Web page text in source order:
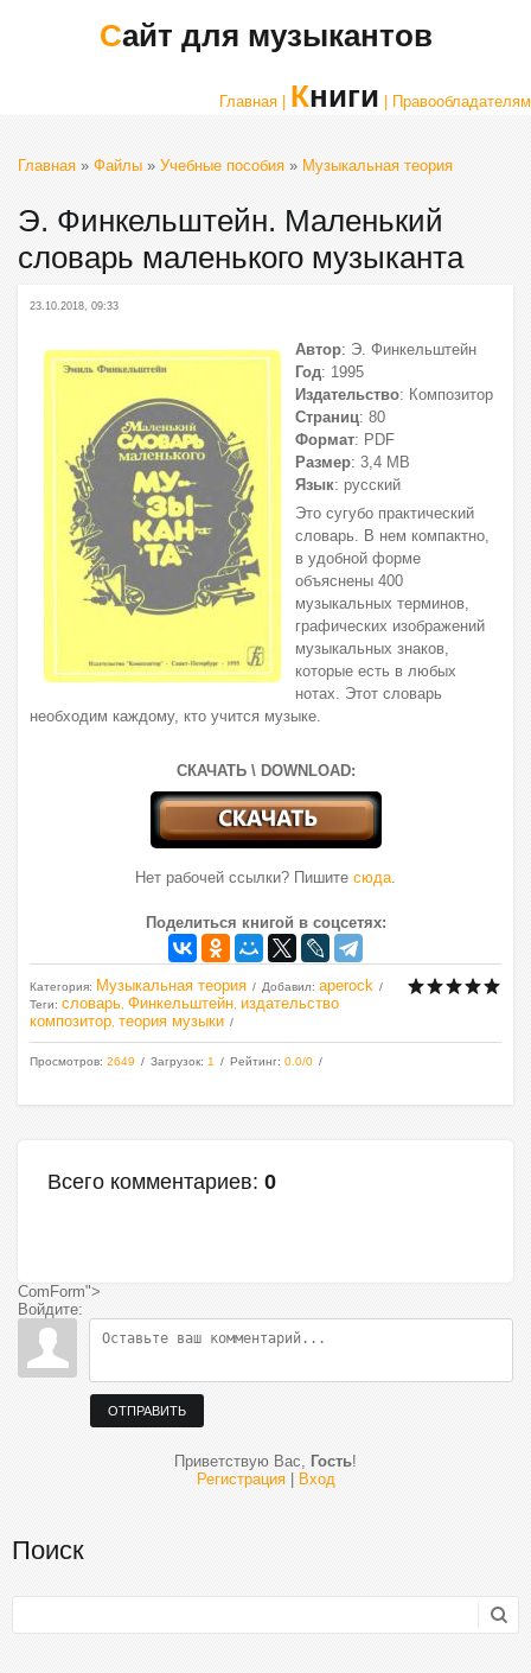
Сайт для музыкантов
Главная | Книги | Правообладателям
Главная » Файлы » Учебные пособия » Музыкальная теория
Э. Финкельштейн. Маленький
словарь маленького музыканта
23.10.2018, 09:33
Автор: Э. Финкельштейн
Год: 1995
Издательство: Композитор
Страниц: 80
Формат: PDF
Размер: 3,4 МВ
Язык: русский
Это сугубо практический
словарь. В нем компактно,
в удобной форме
объяснены 400
музыкальных терминов,
графических изображений
музыкальных знаков,
которые есть в любых
нотах. Этот словарь
необходим каждому, кто учится музыке.
СКАЧАТЬ \ DOWNLOAD:
Нет рабочей ссылки? Пишите сюда.
Поделиться книгой в соцсетях:
Категория: Музыкальная теория Добавил: aperock
Теги: словарь Финкельштейн издательство
композитор теория музыки
Просмотров: 2649 Загрузок: 1 Рейтинг: 0.0/0
Всего комментариев: 0
ComForm">
Войдите:
ОТПРАВИТЬ
Приветствую Вас, Гость!
Регистрация| Вход
Поиск